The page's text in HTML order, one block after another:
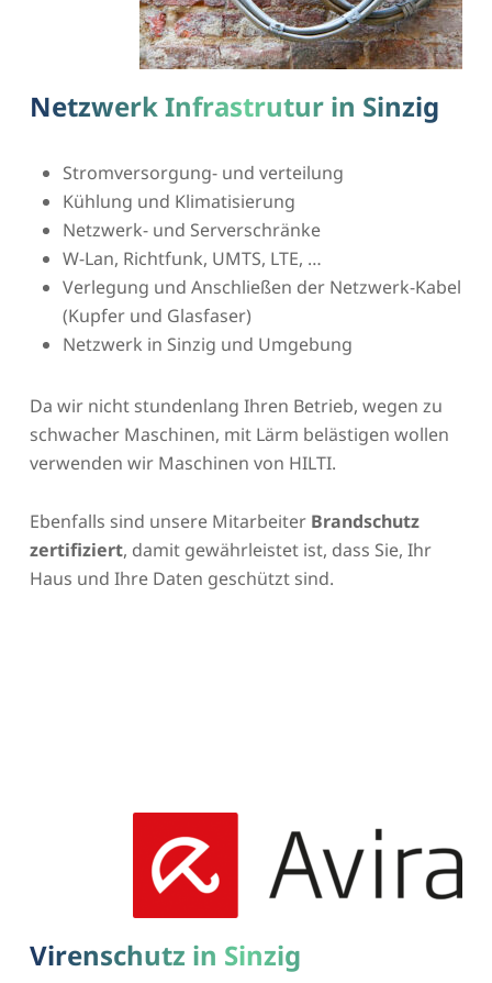
Netzwerk Infrastrutur in Sinzig
Stromversorgung- und verteilung
Kühlung und Klimatisierung
Netzwerk- und Serverschränke
W-Lan, Richtfunk, UMTS, LTE, …
Verlegung und Anschließen der Netzwerk-Kabel
(Kupfer und Glasfaser)
Netzwerk in Sinzig und Umgebung
Da wir nicht stundenlang Ihren Betrieb, wegen zu
schwacher Maschinen, mit Lärm belästigen wollen
verwenden wir Maschinen von HILTI.
Ebenfalls sind unsere Mitarbeiter Brandschutz
zertifiziert, damit gewährleistet ist, dass Sie, Ihr
Haus und Ihre Daten geschützt sind.
Virenschutz in Sinzig